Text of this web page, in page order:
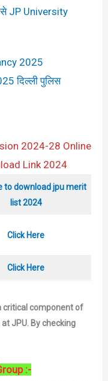
से JP University
2025
दिल्ली पुलिस
2024-28 Online
Link 2024
to download jpu merit
list 2024
Click Here
Click Here
critical component of
JPU. By checking
:-